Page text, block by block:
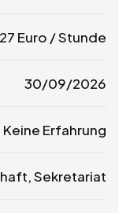
27 Euro / Stunde
30/09/2026
Keine Erfahrung
Sekretariat